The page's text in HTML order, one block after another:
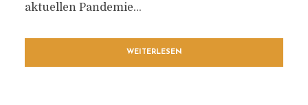
aktuellen Pandemie...
WEITERLESEN